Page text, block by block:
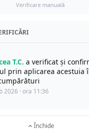
Verificare manuală
T.C. a verificat și
prin aplicarea acestuia
2026 · ora 11:36
Închide